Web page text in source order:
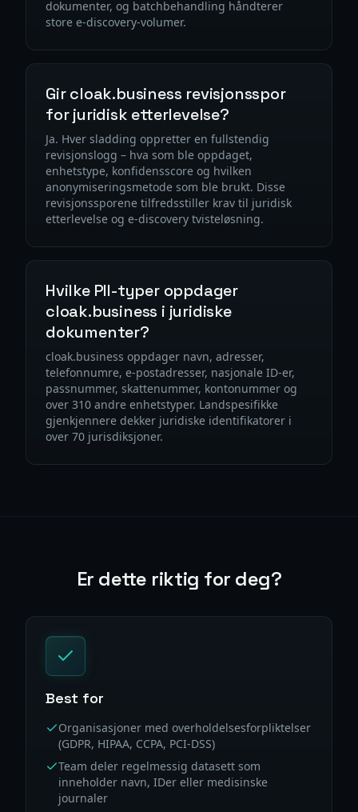
dokumenter, og batchbehandling håndterer
store e-discovery-volumer.
Gir cloak.business revisjonsspor
for juridisk etterlevelse?
Ja. Hver sladding oppretter en fullstendig
revisjonslogg – hva som ble oppdaget,
enhetstype, konfidensscore og hvilken
anonymiseringsmetode som ble brukt. Disse
revisjonssporene tilfredsstiller krav til juridisk
etterlevelse og e-discovery tvisteløsning.
Hvilke PII-typer oppdager
cloak.business i juridiske
dokumenter?
cloak.business oppdager navn, adresser,
telefonnumre, e-postadresser, nasjonale ID-er,
passnummer, skattenummer, kontonummer og
over 310 andre enhetstyper. Landspesifikke
gjenkjennere dekker juridiske identifikatorer i
over 70 jurisdiksjoner.
Er dette riktig for deg?
Best for
Organisasjoner med overholdelsesforpliktelser
(GDPR, HIPAA, CCPA, PCI-DSS)
Team deler regelmessig datasett som
inneholder navn, IDer eller medisinske
journaler